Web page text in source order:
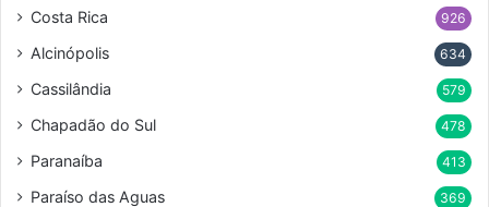
Costa Rica 926
Alcinópolis 634
Cassilândia 579
Chapadão do Sul 478
Paranaíba 413
Paraíso das Aguas 369